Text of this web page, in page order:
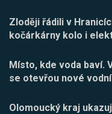
Zloději řádili v
kočárkárny kolo i
Místo, kde voda baví.
se otevřou nové
Olomoucký kraj